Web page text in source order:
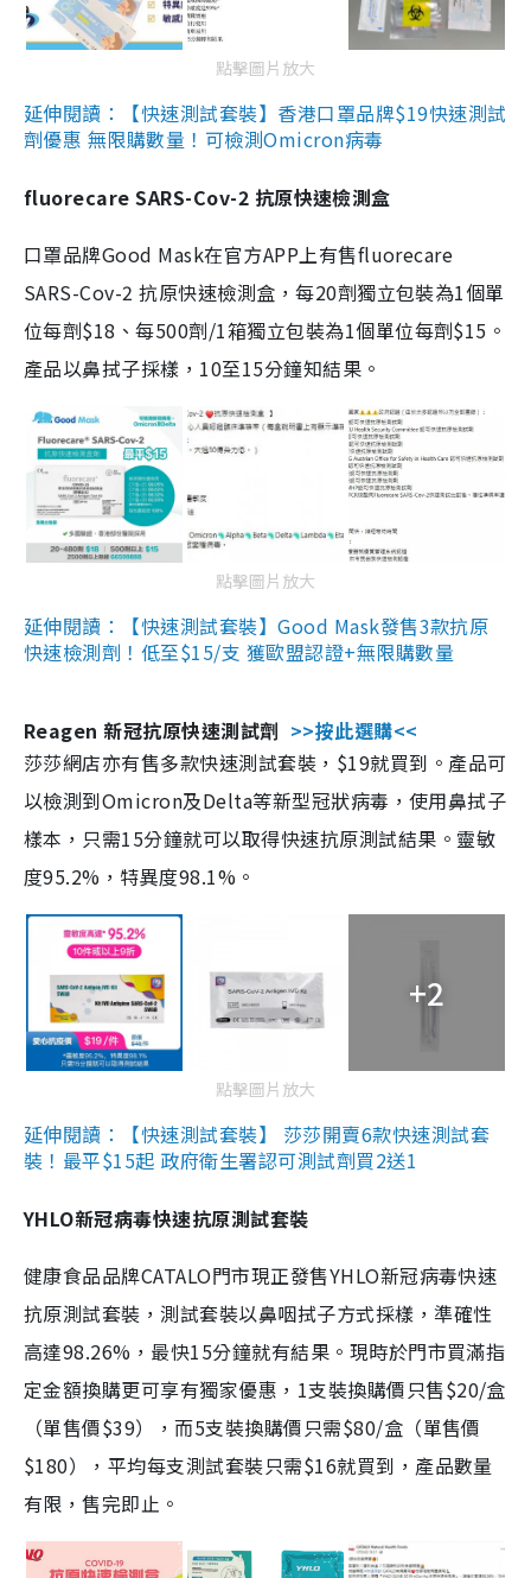
點擊圖片放大
延伸閱讀：【快速測試套裝】香港口罩品牌$19快速測試
劑優惠 無限購數量！可檢測Omicron病毒
fluorecare SARS-Cov-2 抗原快速檢測盒
口罩品牌Good Mask在官方APP上有售fluorecare
SARS-Cov-2 抗原快速檢測盒，每20劑獨立包裝為1個單
位每劑$18、每500劑/1箱獨立包裝為1個單位每劑$15。
產品以鼻拭子採樣，10至15分鐘知結果。
點擊圖片放大
延伸閱讀：【快速測試套裝】Good Mask發售3款抗原
快速檢測劑！低至$15/支 獲歐盟認證+無限購數量
Reagen 新冠抗原快速測試劑 >>按此選購<<
莎莎網店亦有售多款快速測試套裝，$19就買到。產品可
以檢測到Omicron及Delta等新型冠狀病毒，使用鼻拭子
樣本，只需15分鐘就可以取得快速抗原測試結果。靈敏
度95.2%，特異度98.1%。
+2
點擊圖片放大
延伸閱讀：【快速測試套裝】 莎莎開賣6款快速測試套
裝！最平$15起 政府衛生署認可測試劑買2送1
YHLO新冠病毒快速抗原測試套裝
健康食品品牌CATALO門市現正發售YHLO新冠病毒快速
抗原測試套裝，測試套裝以鼻咽拭子方式採樣，準確性
高達98.26%，最快15分鐘就有結果。現時於門市買滿指
定金額換購更可享有獨家優惠，1支裝換購價只售$20/盒
（單售價$39），而5支裝換購價只需$80/盒（單售價
$180），平均每支測試套裝只需$16就買到，產品數量
有限，售完即止。